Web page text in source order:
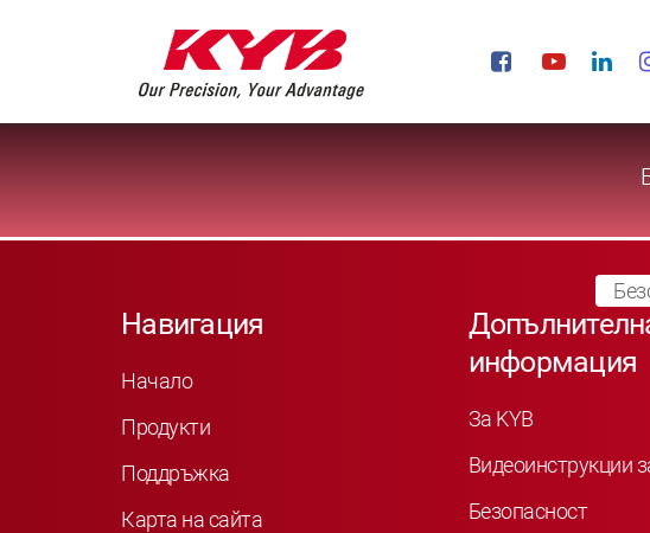
Навигация
Начало
Продукти
Поддръжка
Карта на сайта
информация
За KYB
Видеоинструкции
Безопасност